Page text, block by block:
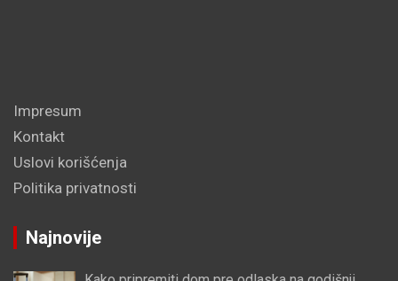
Impresum
Kontakt
Uslovi korišćenja
Politika privatnosti
Najnovije